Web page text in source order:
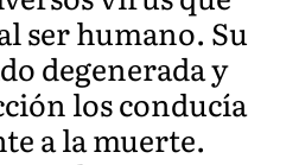
ser humano. Su
degenerada y
los conducía
a la muerte.